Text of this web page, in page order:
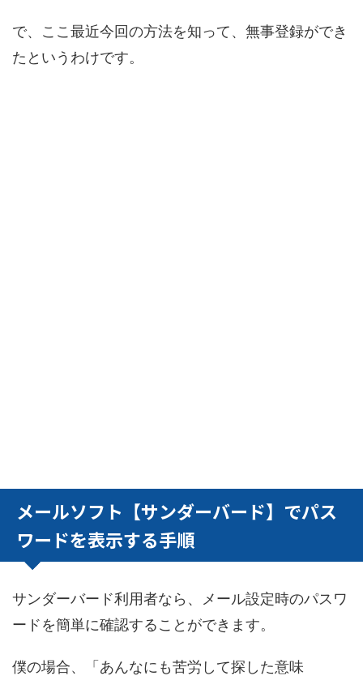
で、ここ最近今回の方法を知って、無事登録ができ
たというわけです。
メールソフト【サンダーバード】でパス
ワードを表示する手順
サンダーバード利用者なら、メール設定時のパスワ
ードを簡単に確認することができます。
僕の場合、「あんなにも苦労して探した意味